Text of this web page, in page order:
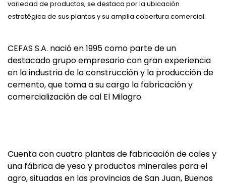
variedad de productos, se destaca por la ubicación
estratégica de sus plantas y su amplia cobertura comercial.
CEFAS S.A. nació en 1995 como parte de un
destacado grupo empresario con gran experiencia
en la industria de la construcción y la producción de
cemento, que toma a su cargo la fabricación y
comercialización de cal El Milagro.
Cuenta con cuatro plantas de fabricación de cales y
una fábrica de yeso y productos minerales para el
agro, situadas en las provincias de San Juan, Buenos